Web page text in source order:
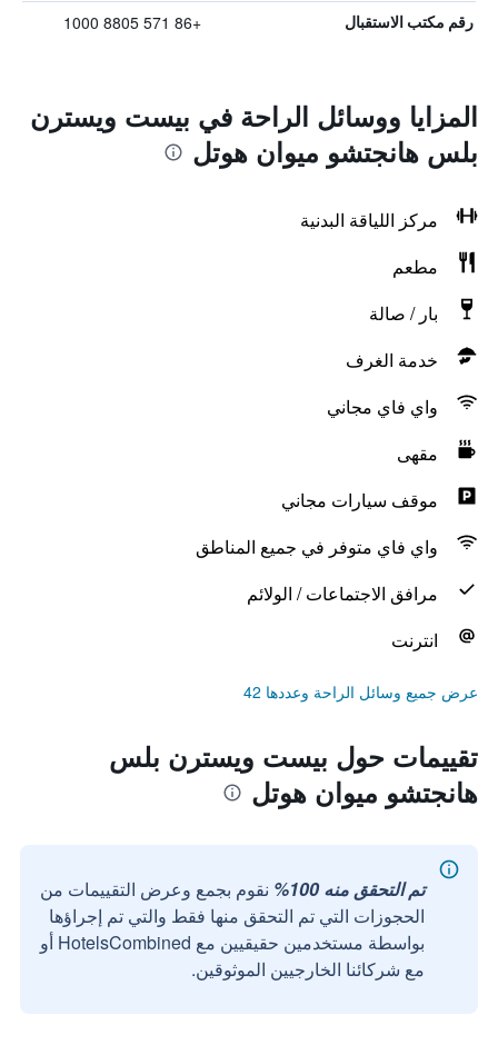
رقم مكتب الاستقبال +86 571 8805 1000
المزايا ووسائل الراحة في بيست ويسترن
بلس هانجتشو ميوان هوتل
مركز اللياقة البدنية
مطعم
بار / صالة
خدمة الغرف
واي فاي مجاني
مقهى
موقف سيارات مجاني
واي فاي متوفر في جميع المناطق
مرافق الاجتماعات / الولائم
انترنت
عرض جميع وسائل الراحة وعددها 42
تقييمات حول بيست ويسترن بلس
هانجتشو ميوان هوتل
تم التحقق منه 100%
نقوم بجمع وعرض التقييمات من
الحجوزات التي تم التحقق منها فقط والتي تم إجراؤها
بواسطة مستخدمين حقيقيين مع HotelsCombined أو
مع شركائنا الخارجيين الموثوقين.